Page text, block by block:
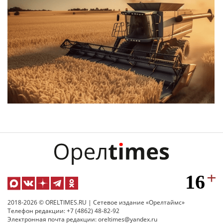
2018-2026 © ORELTIMES.RU | Сетевое издание «Орелтаймс»
Телефон редакции: +7 (4862) 48-82-92
Электронная почта редакции: oreltimes@yandex.ru